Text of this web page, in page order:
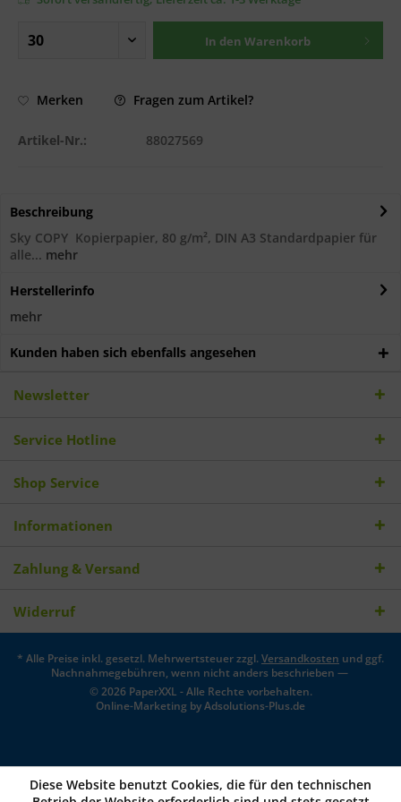
In den Warenkorb
Merken Fragen zum Artikel?
Artikel-Nr.: 88027569
Beschreibung
Sky COPY Kopierpapier, 80 g/m², DIN A3 Standardpapier für
alle... mehr
Herstellerinfo
mehr
Kunden haben sich ebenfalls angesehen
Newsletter
Service Hotline
Shop Service
Informationen
Zahlung & Versand
Widerruf
* Alle Preise inkl. gesetzl. Mehrwertsteuer zzgl.Versandkosten und ggf.
Nachnahmegebühren, wenn nicht anders beschrieben —
© 2026 PaperXXL - Alle Rechte vorbehalten.
Online-Marketing byAdsolutions-Plus.de
Diese Website benutzt Cookies, die für den technischen